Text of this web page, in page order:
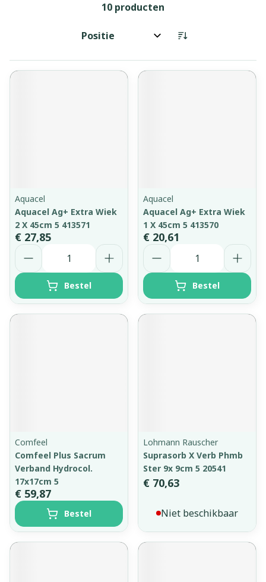
10 producten
Sorteer op:
Aquacel
Aquacel Ag+ Extra Wiek
2 X 45cm 5 413571
€ 27,85
Aantal
Bestel
Aquacel
Aquacel Ag+ Extra Wiek
1 X 45cm 5 413570
€ 20,61
Aantal
Bestel
Comfeel
Comfeel Plus Sacrum
Verband Hydrocol.
17x17cm 5
€ 59,87
Bestel
Lohmann Rauscher
Suprasorb X Verb Phmb
Ster 9x 9cm 5 20541
€ 70,63
Niet beschikbaar